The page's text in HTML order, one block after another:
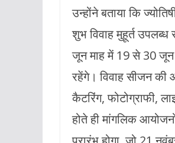
उन्होंने बताया कि
शुभ विवाह मुहूर्त
जून माह में 19 से 30
रहेंगे। विवाह सीजन की
कैटरिंग, फोटोग्राफी,
होते ही मांगलिक